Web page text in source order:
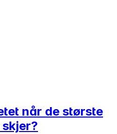
når de største